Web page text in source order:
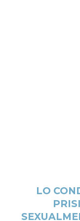
LO